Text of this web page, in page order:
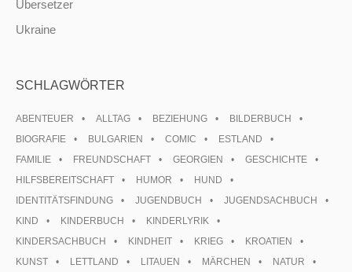
Übersetzer
Ukraine
SCHLAGWÖRTER
ABENTEUER ALLTAG BEZIEHUNG
BILDERBUCH
BIOGRAFIE
BULGARIEN COMIC
ESTLAND
FAMILIE
FREUNDSCHAFT GEORGIEN
GESCHICHTE
HILFSBEREITSCHAFT
HUMOR
HUND
IDENTITÄTSFINDUNG
JUGENDBUCH
JUGENDSACHBUCH
KIND
KINDERBUCH
KINDERLYRIK
KINDERSACHBUCH
KINDHEIT KRIEG
KROATIEN
KUNST
LETTLAND LITAUEN MÄRCHEN
NATUR